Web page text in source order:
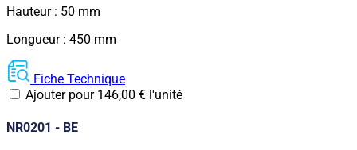
Hauteur : 50 mm
Longueur : 450 mm
Fiche Technique
Ajouter pour 146,00 € l'unité
NR0201 - BE